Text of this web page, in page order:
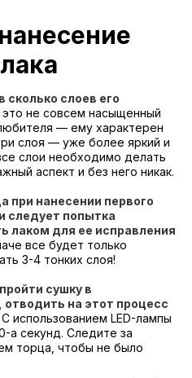
сколько слоев его
не совсем насыщенный
— ему характерен
слоя — уже более яркий и
слои необходимо делать
аспект и без него никак.
при нанесении первого
следует попытка
лаком для ее исправления
все будет только
3-4 тонких слоя!
сушку в
на этот процесс
С использованием LED-лампы
а секунд. Следите за
торца, чтобы не было